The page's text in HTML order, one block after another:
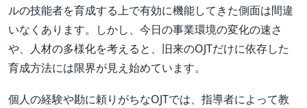
ルの技能者を育成する上で有効に機能してきた側面は間違
いなくあります。しかし、今日の事業環境の変化の速さ
や、人材の多様化を考えると、旧来のOJTだけに依存した
育成方法には限界が見え始めています。
個人の経験や勘に頼りがちなOJTでは、指導者によって教